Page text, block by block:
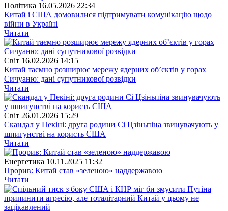
Полiтика 16.05.2026 22:34
Китай і США домовилися підтримувати комунікацію щодо
війни в Україні
Читати
Свiт 16.02.2026 14:15
Китай таємно розширює мережу ядерних об’єктів у горах
Сичуаню: дані супутникової розвідки
Читати
Свiт 26.01.2026 15:29
Скандал у Пекіні: друга родини Сі Цзіньпіна звинувачують у
шпигунстві на користь США
Читати
Енергетика 10.11.2025 11:32
Прорив: Китай став «зеленою» наддержавою
Читати